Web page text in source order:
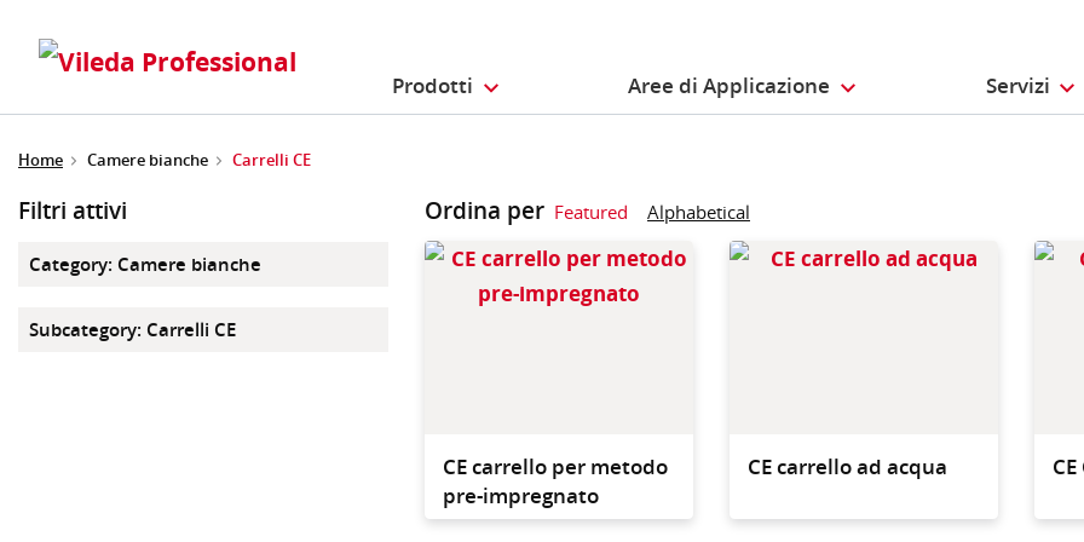
Prodotti Aree di Applicazione Servizi
Home Camere bianche Carrelli CE
Filtri attivi
Category: Camere bianche
Subcategory: Carrelli CE
Ordina per Featured Alphabetical
CE carrello per metodo
pre-impregnato
CE carrello ad acqua